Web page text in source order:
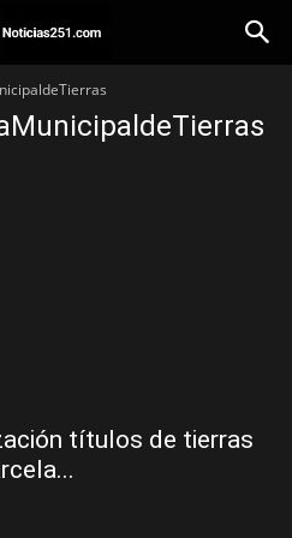
títulos de tierras